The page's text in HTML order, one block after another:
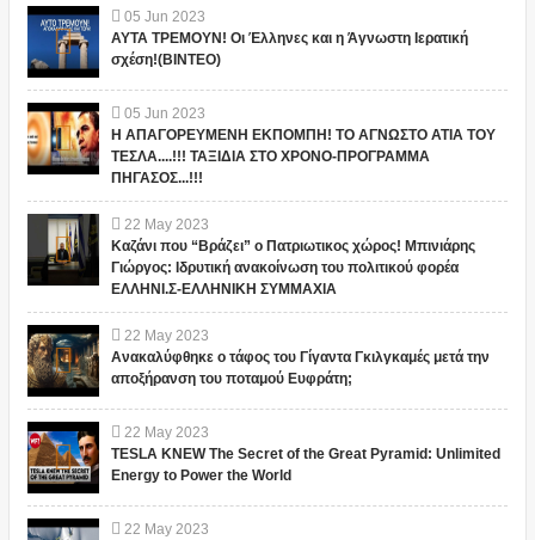
05 Jun 2023
ΑΥΤΑ ΤΡΕΜΟΥΝ! Οι Έλληνες και η Άγνωστη Ιερατική
σχέση!(ΒΙΝΤΕΟ)
05 Jun 2023
Η ΑΠΑΓΟΡΕΥΜΕΝΗ ΕΚΠΟΜΠΗ! ΤΟ ΑΓΝΩΣΤΟ ΑΤΙΑ ΤΟΥ
ΤΕΣΛΑ....!!! ΤΑΞΙΔΙΑ ΣΤΟ ΧΡΟΝΟ-ΠΡΟΓΡΑΜΜΑ
ΠΗΓΑΣΟΣ...!!!
22 May 2023
Καζάνι που “Βράζει” ο Πατριωτικος χώρος! Μπινιάρης
Γιώργος: Ιδρυτική ανακοίνωση του πολιτικού φορέα
ΕΛΛΗΝΙ.Σ-ΕΛΛΗΝΙΚΗ ΣΥΜΜΑΧΙΑ
22 May 2023
Ανακαλύφθηκε ο τάφος του Γίγαντα Γκιλγκαμές μετά την
αποξήρανση του ποταμού Ευφράτη;
22 May 2023
TESLA KNEW The Secret of the Great Pyramid: Unlimited
Energy to Power the World
22 May 2023